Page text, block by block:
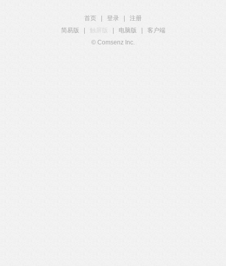
首页 登录
注册
简易版
触屏版 电脑版
客户端
© Comsenz Inc.